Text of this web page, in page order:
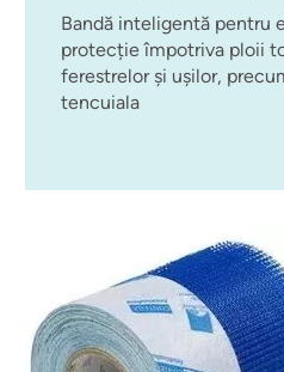
Bandă inteligentă pentru
protecție împotriva ploii
ferestrelor și ușilor,
tencuiala